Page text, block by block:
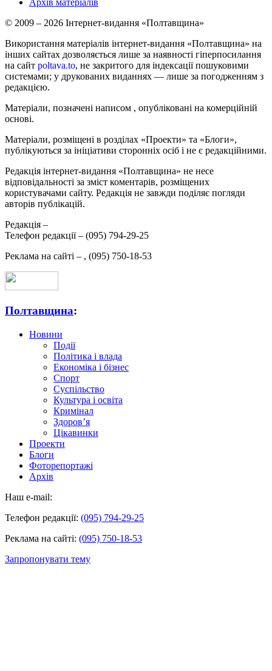
Архів матеріалів
© 2009 – 2026 Інтернет-видання «Полтавщина»
Використання матеріалів інтернет-видання «Полтавщина» на
інших сайтах дозволяється лише за наявності гіперпосилання
на сайт poltava.to, не закритого для індексації пошуковими
системами; у друкованих виданнях — лише за погодженням з
редакцією.
Матеріали, позначені написом , опубліковані на комерційній
основі.
Матеріали, розміщені в розділах «Проекти» та «Блоги»,
публікуються за ініціативи сторонніх осіб і не є редакційними.
Редакція інтернет-видання «Полтавщина» не несе
відповідальності за зміст коментарів, розміщених
користувачами сайту. Редакція не завжди поділяє погляди
авторів публікацій.
Редакція –
Телефон редакції – (095) 794-29-25
Реклама на сайті – , (095) 750-18-53
Полтавщина:
Новини
Події
Політика і влада
Економіка і бізнес
Спорт
Суспільство
Культура і освіта
Кримінал
Здоров’я
Цікавинки
Проекти
Блоги
Фоторепортажі
Архів
Наш e-mail:
Телефон редакції: (095) 794-29-25
Реклама на сайті: (095) 750-18-53
Запропонувати тему